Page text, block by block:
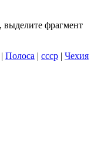
фрагмент
| Полоса | ссср | Чехия